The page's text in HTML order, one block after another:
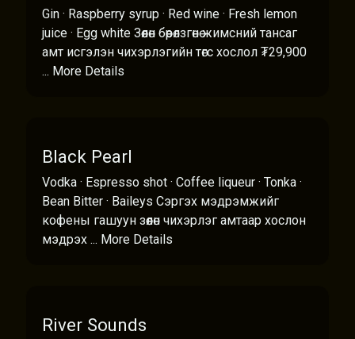
Gin · Raspberry syrup · Red wine · Fresh lemon
juice · Egg white Зөөлөн бөөрөлзгөнө жимсний тансаг
амт исгэлэн чихэрлэгийн төгс хослол ₮29,900
... More Details
Black Pearl
Vodka · Espresso shot · Coffee liqueur · Tonka ·
Bean Bitter · Baileys Сэргэх мэдрэмжийг
кофены гашуун зөөлөн чихэрлэг амтаар хослон
мэдрэх ... More Details
River Sounds